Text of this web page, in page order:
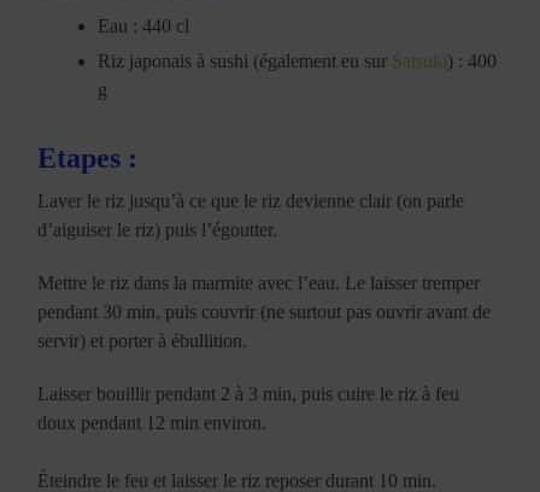
Eau : 440 cl
Riz japonais à sushi (également eu sur Satsuki) : 400
g
Etapes :
Laver le riz jusqu’à ce que le riz devienne clair (on parle
d’aiguiser le riz) puis l’égoutter.
Mettre le riz dans la marmite avec l’eau. Le laisser tremper
pendant 30 min, puis couvrir (ne surtout pas ouvrir avant de
servir) et porter à ébullition.
Laisser bouillir pendant 2 à 3 min, puis cuire le riz à feu
doux pendant 12 min environ.
Éteindre le feu et laisser le riz reposer durant 10 min.